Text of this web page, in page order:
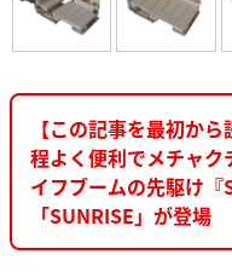
【この記事を最初から
程よく便利でメチャ
イフブームの先駆け『
「SUNRISE」が登場